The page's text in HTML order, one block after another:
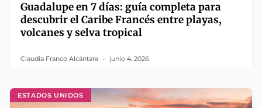
Guadalupe en 7 días: guía completa para
descubrir el Caribe Francés entre playas,
volcanes y selva tropical
Claudia Franco Alcántara junio 4, 2026
ESTADOS UNIDOS